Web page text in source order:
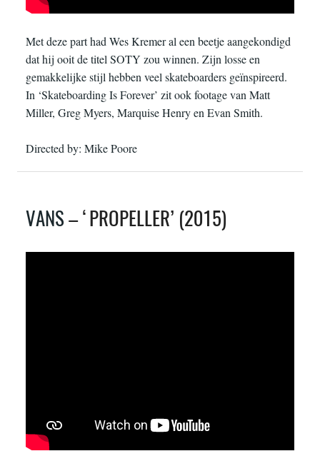
Met deze part had Wes Kremer al een beetje aangekondigd
dat hij ooit de titel SOTY zou winnen. Zijn losse en
gemakkelijke stijl hebben veel skateboarders geïnspireerd.
In ‘Skateboarding Is Forever’ zit ook footage van Matt
Miller, Greg Myers, Marquise Henry en Evan Smith.
Directed by: Mike Poore
VANS– ‘PROPELLER’ (2015)